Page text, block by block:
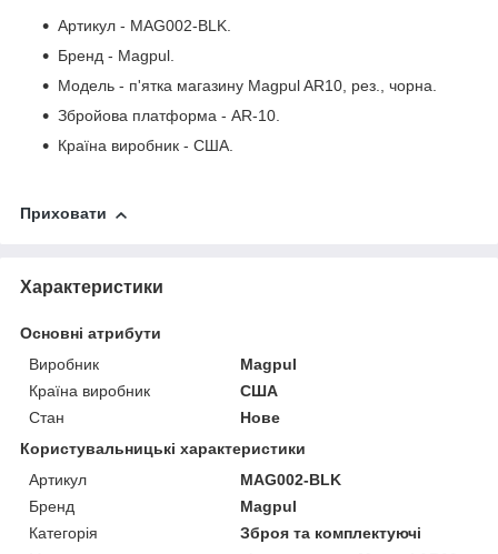
Артикул - MAG002-BLK.
Бренд - Magpul.
Модель - п'ятка магазину Magpul AR10, рез., чорна.
Збройова платформа - AR-10.
Країна виробник - США.
Приховати
Характеристики
Основні атрибути
Виробник
Magpul
Країна виробник
США
Стан
Нове
Користувальницькі характеристики
Артикул
MAG002-BLK
Бренд
Magpul
Категорія
Зброя та комплектуючі